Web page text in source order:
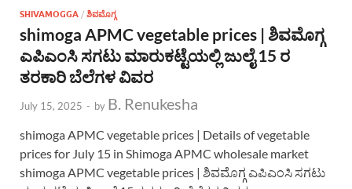
SHIVAMOGGA / ಶಿವಮೊಗ್ಗ
shimoga APMC vegetable prices | ಶಿವಮೊಗ್ಗ
ಎಪಿಎಂಸಿ ಸಗಟು ಮಾರುಕಟ್ಟೆಯಲ್ಲಿ ಜುಲೈ 15 ರ
ತರಕಾರಿ ಬೆಲೆಗಳ ವಿವರ
July 15, 2025 - by B. Renukesha
shimoga APMC vegetable prices | Details of vegetable
prices for July 15 in Shimoga APMC wholesale market
shimoga APMC vegetable prices | ಶಿವಮೊಗ್ಗ ಎಪಿಎಂಸಿ ಸಗಟು